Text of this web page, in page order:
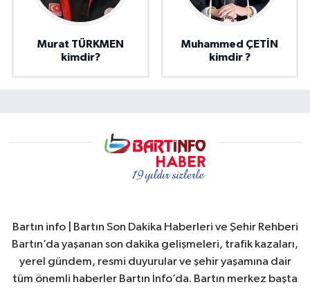
Murat TÜRKMEN
kimdir?
Muhammed ÇETİN
kimdir ?
Bartın info | Bartın Son Dakika Haberleri ve Şehir Rehberi
Bartın’da yaşanan son dakika gelişmeleri, trafik kazaları,
yerel gündem, resmi duyurular ve şehir yaşamına dair
tüm önemli haberler Bartın İnfo’da. Bartın merkez başta